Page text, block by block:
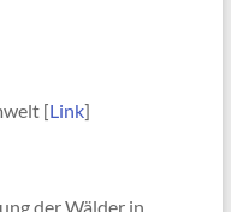
[Link]
der Wälder in